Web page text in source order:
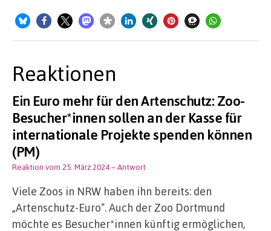
Reaktionen
Ein Euro mehr für den Artenschutz: Zoo-
Besucher*innen sollen an der Kasse für
internationale Projekte spenden können
(PM)
Reaktion vom 25. März 2024– Antwort
Viele Zoos in NRW haben ihn bereits: den
„Artenschutz-Euro“. Auch der Zoo Dortmund
möchte es Besucher*innen künftig ermöglichen,